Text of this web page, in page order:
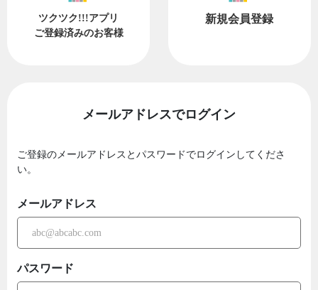
ツクツク!!!アプリ
ご登録済みのお客様
新規会員登録
メールアドレスでログイン
ご登録のメールアドレスとパスワードでログインしてくださ
い。
メールアドレス
パスワード